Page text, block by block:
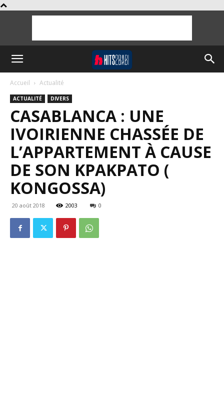
Accueil Actualité
ACTUALITÉ DIVERS
CASABLANCA : UNE
IVOIRIENNE CHASSÉE DE
L’APPARTEMENT À CAUSE
DE SON KPAKPATO (
KONGOSSA)
20 août 2018 2003 0